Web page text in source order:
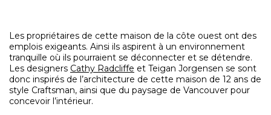
Les propriétaires de cette maison de la côte ouest ont des
emplois exigeants. Ainsi ils aspirent à un environnement
tranquille où ils pourraient se déconnecter et se détendre.
Les designers Cathy Radcliffe et Teigan Jorgensen se sont
donc inspirés de l’architecture de cette maison de 12 ans de
style Craftsman, ainsi que du paysage de Vancouver pour
concevoir l’intérieur.